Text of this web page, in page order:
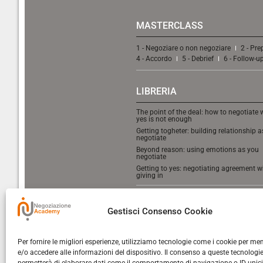
Gestisci Consenso Cookie
Per fornire le migliori esperienze, utilizziamo tecnologie come i cookie per
e/o accedere alle informazioni del dispositivo. Il consenso a queste
MASTERCLASS
1 - Negoziare o non negoziare 2 -
4 - Accordo
5 - Debrief 6 - Follow-up
LIBRERIA
The point of the deal: how to negotiate
yes is not enough
Getting togheter: building relationship
negotiate
Beyond reason: using emotions as you
negotiate
Getting to yes: negotiating agreement
giving in